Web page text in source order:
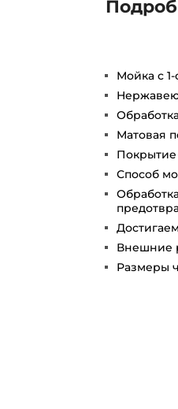
Мойка с
Матовая
Способ
Внешние
Размеры